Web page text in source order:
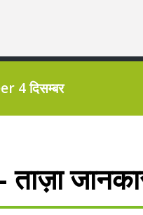
4 दिसम्बर
ताज़ा